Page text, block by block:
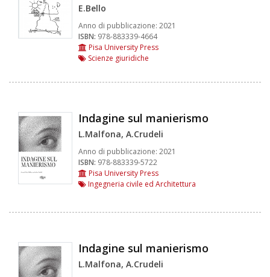
E.Bello
Anno di pubblicazione: 2021
ISBN: 978-883339-4664
Pisa University Press
Scienze giuridiche
Indagine sul manierismo
L.Malfona, A.Crudeli
Anno di pubblicazione: 2021
ISBN: 978-883339-5722
Pisa University Press
Ingegneria civile ed Architettura
Indagine sul manierismo
L.Malfona, A.Crudeli